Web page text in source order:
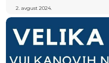
2. avgust 2024.